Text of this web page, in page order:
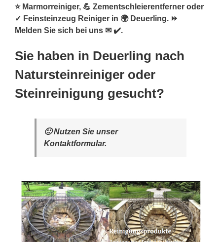
⭐ Marmorreiniger, 💪 Zementschleierentferner oder
✓ Feinsteinzeug Reiniger in 🌍 Deuerling. ⏩
Melden Sie sich bei uns ✉ ✔️.
Sie haben in Deuerling nach
Natursteinreiniger oder
Steinreinigung gesucht?
🙂 Nutzen Sie unser
Kontaktformular.